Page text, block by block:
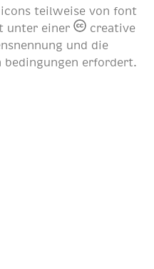
teilweise von font
unter einer
creative
und die
erfordert.